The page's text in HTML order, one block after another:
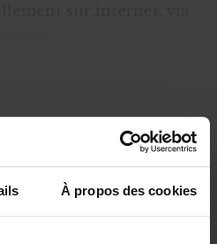
À propos des cookies
réservé aux
vous donne